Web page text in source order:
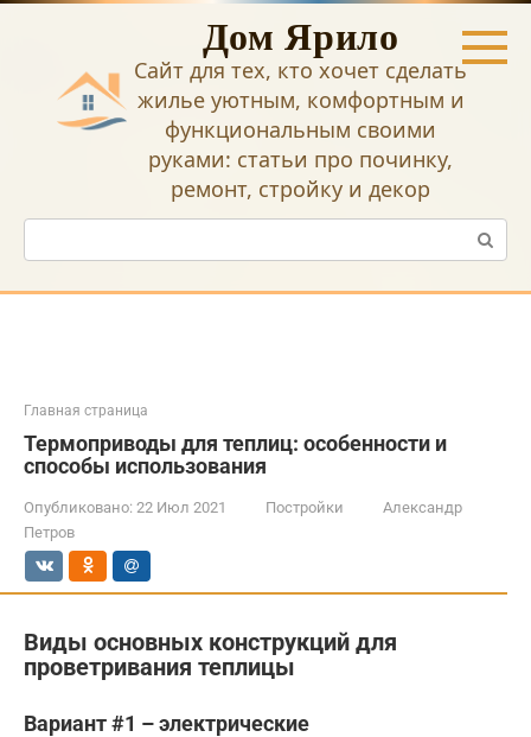
Перейти
Дом Ярило
Сайт для тех, кто хочет сделать
жилье уютным, комфортным и
функциональным своими
руками: статьи про починку,
ремонт, стройку и декор
Поиск:
Главная страница
Термоприводы для теплиц: особенности и
способы использования
Опубликовано: 22 Июл 2021 Постройки
Александр
Петров
Виды основных конструкций для
проветривания теплицы
Вариант #1 – электрические